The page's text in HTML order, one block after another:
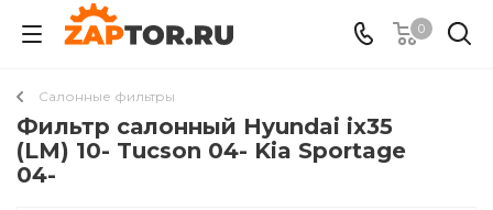
0
Салонные фильтры
Фильтр салонный Hyundai ix35
(LM) 10- Tucson 04- Kia Sportage
04-